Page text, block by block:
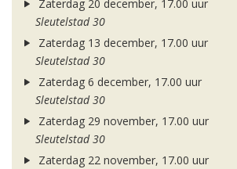
Zaterdag 20 december, 17.00 uur
Sleutelstad 30
Zaterdag 13 december, 17.00 uur
Sleutelstad 30
Zaterdag 6 december, 17.00 uur
Sleutelstad 30
Zaterdag 29 november, 17.00 uur
Sleutelstad 30
Zaterdag 22 november, 17.00 uur